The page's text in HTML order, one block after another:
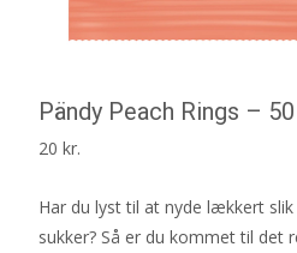
Pändy Peach Rings –
20 kr.
Har du lyst til at nyde lækkert
sukker? Så er du kommet til det